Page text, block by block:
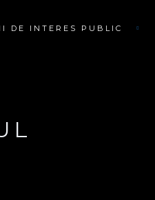
DE INTERES PUBLIC